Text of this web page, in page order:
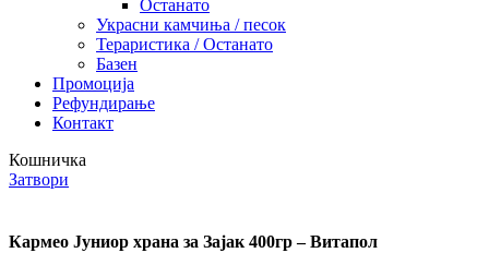
Останато
Украсни камчиња / песок
Тераристика / Останато
Базен
Промоција
Рефундирање
Контакт
Кошничка
Затвори
Кармео Јуниор храна за Зајак 400гр – Витапол